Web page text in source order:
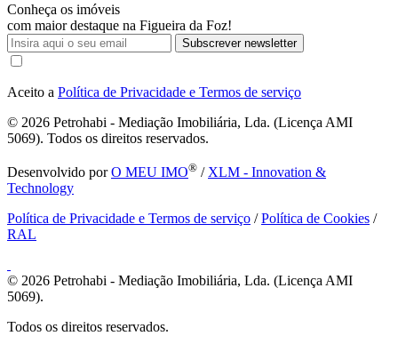
Conheça os imóveis
com maior destaque na Figueira da Foz!
Subscrever newsletter
Aceito a Política de Privacidade e Termos de serviço
© 2026 Petrohabi - Mediação Imobiliária, Lda. (Licença AMI
5069). Todos os direitos reservados.
Desenvolvido porO MEU IMO® / XLM - Innovation &
Technology
Política de Privacidade e Termos de serviço /Política de Cookies /
RAL
© 2026 Petrohabi - Mediação Imobiliária, Lda. (Licença AMI
5069).
Todos os direitos reservados.